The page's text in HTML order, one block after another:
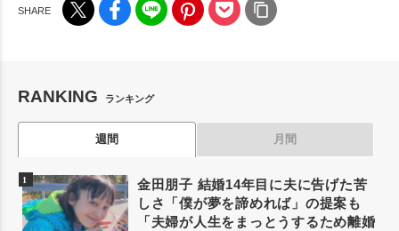
RANKING ランキング
週間 月間
金田朋子 結婚14年目に夫に告げた苦
しさ「僕が夢を諦めれば」の提案も
「夫婦が人生をまっとうするため離婚